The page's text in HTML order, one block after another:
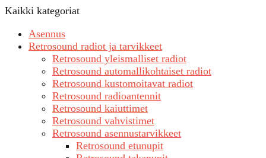
Kaikki kategoriat
Asennus
Retrosound radiot ja tarvikkeet
Retrosound yleismalliset radiot
Retrosound automallikohtaiset radiot
Retrosound kustomoitavat radiot
Retrosound radioantennit
Retrosound kaiuttimet
Retrosound vahvistimet
Retrosound asennustarvikkeet
Retrosound etunupit